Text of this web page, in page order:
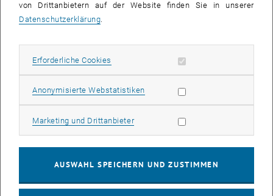
ECONOMICA Analyse: Mehrbedarf und Plus für Fiskus
Universitäten Österreichs“ desECONOMICA Instituts für
Wirtschaftsforschung, öffnet eine externe URL in einem neuen Fenster
errechnet einen Mehrbedarf von zumindest
Leistungsvereinbarungsperiode 2022 - 2024. Gleichzeitig
Technischen Universitäten in der Höhe von rund 121 Mio. Euro im
Mehrbedarfes selbst, abgesehen von ihrer gesellschaftlichen und
wirtschaftlichen Bedeutung in Zeiten von Energieknappheit und
von Drittanbietern auf der Website finden Sie in unserer
Datenschutzerklärung.
Erforderliche Cookies Erforderliche Cookies zulassen
Anonymisierte WebstatistikenStatistik Cookies zulassen
Marketing und DrittanbieterMarketing Cookies zulassen
AUSWAHL SPEICHERN UND ZUSTIMMEN